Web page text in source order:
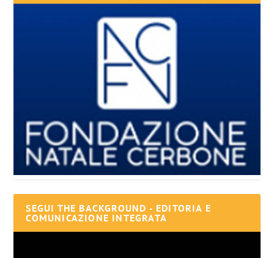
SEGUI THE BACKGROUND - EDITORIA E
COMUNICAZIONE INTEGRATA